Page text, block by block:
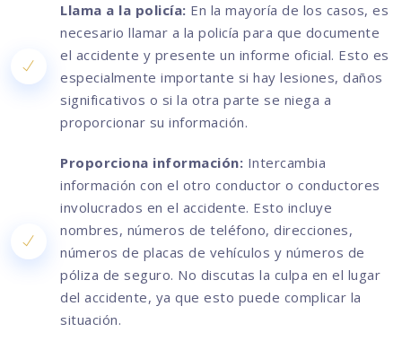
Llama a la policía: En la mayoría de los casos, es
necesario llamar a la policía para que documente
el accidente y presente un informe oficial. Esto es
especialmente importante si hay lesiones, daños
significativos o si la otra parte se niega a
proporcionar su información.
Proporciona información: Intercambia
información con el otro conductor o conductores
involucrados en el accidente. Esto incluye
nombres, números de teléfono, direcciones,
números de placas de vehículos y números de
póliza de seguro. No discutas la culpa en el lugar
del accidente, ya que esto puede complicar la
situación.